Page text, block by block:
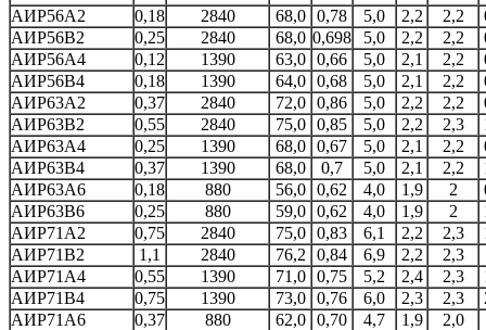
АИР56А2 0,18 2840 68,0 0,78 5,0 2,2 2,2
АИР56В2
0,25 2840 68,0 0,698 5,0 2,2 2,2
АИР56А4
0,12 1390 63,0 0,66 5,0 2,1 2,2
АИР56В4
0,18 1390 64,0 0,68 5,0 2,1 2,2
АИР63А2
0,37 2840 72,0 0,86 5,0 2,2 2,2
АИР63В2
0,55 2840 75,0 0,85 5,0 2,2 2,3
АИР63А4
0,25 1390 68,0 0,67 5,0 2,1 2,2
АИР63В4
0,37 1390 68,0 0,7 5,0 2,1 2,2
АИР63А6
0,18 880 56,0 0,62 4,0 1,9 2
АИР63В6
0,25 880 59,0 0,62 4,0 1,9 2
АИР71А2
0,75 2840 75,0 0,83 6,1 2,2 2,3
АИР71В2
1,1 2840 76,2 0,84 6,9 2,2
2,3
АИР71А4
0,55 1390 71,0 0,75 5,2 2,4 2,3
АИР71В4
0,75 1390 73,0 0,76 6,0 2,3 2,3
АИР71А6
0,37 880 62,0 0,70 4,7 1,9
2,0